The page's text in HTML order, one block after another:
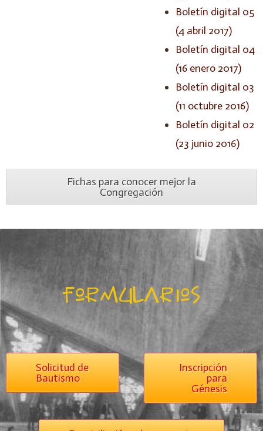
Boletín digital 05
(4 abril 2017)
Boletín digital 04
(16 enero 2017)
Boletín digital 03
(11 octubre 2016)
Boletín digital 02
(23 junio 2016)
Fichas para conocer mejor la
Congregación
formularios
Solicitud de
Bautismo
Inscripción
para
Génesis